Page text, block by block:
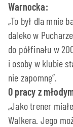
Warnocka:
„To był dla mnie
daleko w
do półfinału w
i osoby w klubie
nie zapomnę”.
O pracy z
„Jako trener
Walkera. Jego